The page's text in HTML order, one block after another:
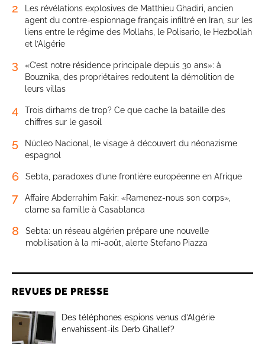
2
Les révélations explosives de Matthieu Ghadiri, ancien
agent du contre-espionnage français infiltré en Iran, sur les
liens entre le régime des Mollahs, le Polisario, le Hezbollah
et l’Algérie
3
«C’est notre résidence principale depuis 30 ans»: à
Bouznika, des propriétaires redoutent la démolition de
leurs villas
4
Trois dirhams de trop? Ce que cache la bataille des
chiffres sur le gasoil
5
Núcleo Nacional, le visage à découvert du néonazisme
espagnol
6 Sebta, paradoxes d’une frontière européenne en Afrique
7
Affaire Abderrahim Fakir: «Ramenez-nous son corps»,
clame sa famille à Casablanca
8
Sebta: un réseau algérien prépare une nouvelle
mobilisation à la mi-août, alerte Stefano Piazza
REVUES DE PRESSE
Des téléphones espions venus d’Algérie
envahissent-ils Derb Ghallef?